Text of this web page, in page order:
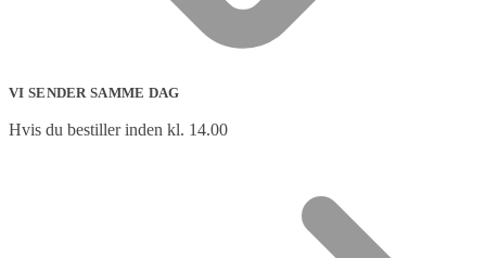
VI SENDER SAMME DAG
Hvis du bestiller inden kl. 14.00